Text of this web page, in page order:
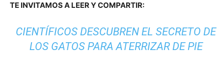
TE INVITAMOS A LEER Y COMPARTIR:
CIENTÍFICOS DESCUBREN EL SECRETO DE
LOS GATOS PARA ATERRIZAR DE PIE